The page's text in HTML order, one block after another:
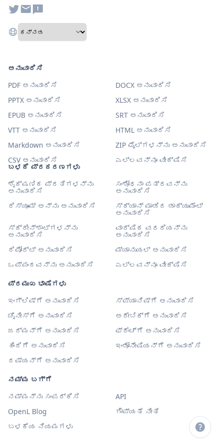
ಬಳಕೆ ಪ್ರಕರಣಗಳು
ಶೈಕ್ಷಣಿಕ ಪ್ರತಿಗಳನ್ನು
ಅನುವಾದಿಸಿ
ಸಂಶೋಧನಾ ಪತ್ರವನ್ನು
ಅನುವಾದಿಸಿ
ರಿಸ್ಯೂಮ್ ಅನ್ನು ಅನುವಾದಿಸಿ
ಸ್ಕ್ಯಾನ್ ಮಾಡಿದ ಡಾಕ್ಯುಮೆಂಟ್
ಅನುವಾದಿಸಿ
ಸ್ಕ್ರೀನ್‌ಶಾಟ್‌ಗಳನ್ನು
ಅನುವಾದಿಸಿ
ವಾರ್ಷಿಕ ವರದಿಯನ್ನು
ಅನುವಾದಿಸಿ
ರಿಪೋರ್ಟ್ ಅನುವಾದಿಸಿ
ಮ್ಯಾನುಯಲ್ ಅನುವಾದಿಸಿ
ಒಪ್ಪಂದವನ್ನು ಅನುವಾದಿಸಿ
ಎಲ್ಲವನ್ನೂ ವೀಕ್ಷಿಸಿ
ಪ್ರಮುಖ ಭಾಷೆಗಳು
ಇಂಗ್ಲಿಷ್‌ಗೆ ಅನುವಾದಿಸಿ
ಸ್ಪ್ಯಾನಿಷ್‌ಗೆ ಅನುವಾದಿಸಿ
ಚೈನೀಸ್‌ಗೆ ಅನುವಾದಿಸಿ
ಅರೇಬಿಕ್‌ಗೆ ಅನುವಾದಿಸಿ
ಜರ್ಮನ್‌ಗೆ ಅನುವಾದಿಸಿ
ಫ್ರೆಂಚ್‌ಗೆ ಅನುವಾದಿಸಿ
ಹಿಂದಿಗೆ ಅನುವಾದಿಸಿ
ಇಂಡೋನೇಷಿಯನ್‌ಗೆ ಅನುವಾದಿಸಿ
ರಷ್ಯನ್‌ಗೆ ಅನುವಾದಿಸಿ
ಅನುವಾದಿಸಿ
PDF ಅನುವಾದಿಸಿ
DOCX ಅನುವಾದಿಸಿ
PPTX ಅನುವಾದಿಸಿ
XLSX ಅನುವಾದಿಸಿ
EPUB ಅನುವಾದಿಸಿ
SRT ಅನುವಾದಿಸಿ
VTT ಅನುವಾದಿಸಿ
HTML ಅನುವಾದಿಸಿ
Markdown ಅನುವಾದಿಸಿ
ZIP ಫೈಲ್‌ಗಳನ್ನು ಅನುವಾದಿಸಿ
CSV ಅನುವಾದಿಸಿ
ಎಲ್ಲವನ್ನೂ ವೀಕ್ಷಿಸಿ
ನಮ್ಮ ಬಗ್ಗೆ
ನಮ್ಮನ್ನು ಸಂಪರ್ಕಿಸಿ
API
OpenL Blog
ಗೌಪ್ಯತೆ ನೀತಿ
ಬಳಕೆಯ ನಿಯಮಗಳು